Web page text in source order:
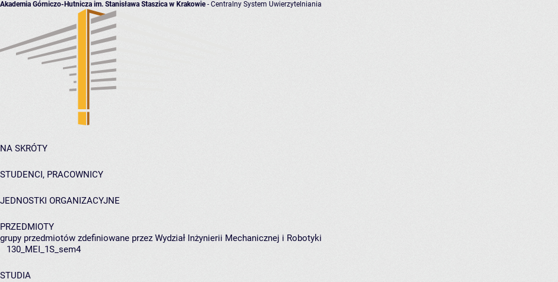
Akademia Górniczo-Hutnicza im. Stanisława Staszica w Krakowie- Centralny System Uwierzytelniania
NA SKRÓTY
STUDENCI, PRACOWNICY
JEDNOSTKI ORGANIZACYJNE
PRZEDMIOTY
grupy przedmiotów zdefiniowane przez Wydział Inżynierii Mechanicznej i Robotyki
130_MEI_1S_sem4
STUDIA